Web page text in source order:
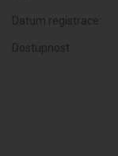
Datum registrace:
Dostupnost: